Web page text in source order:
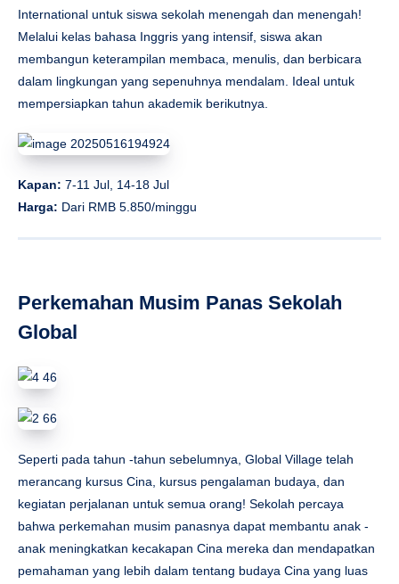
International untuk siswa sekolah menengah dan menengah!
Melalui kelas bahasa Inggris yang intensif, siswa akan
membangun keterampilan membaca, menulis, dan berbicara
dalam lingkungan yang sepenuhnya mendalam. Ideal untuk
mempersiapkan tahun akademik berikutnya.
Kapan: 7-11 Jul, 14-18 Jul
Harga: Dari RMB 5.850/minggu
Perkemahan Musim Panas Sekolah
Global
Seperti pada tahun -tahun sebelumnya, Global Village telah
merancang kursus Cina, kursus pengalaman budaya, dan
kegiatan perjalanan untuk semua orang! Sekolah percaya
bahwa perkemahan musim panasnya dapat membantu anak -
anak meningkatkan kecakapan Cina mereka dan mendapatkan
pemahaman yang lebih dalam tentang budaya Cina yang luas